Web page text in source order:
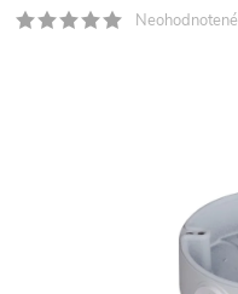
Neohodnotené